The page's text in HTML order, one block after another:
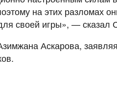
на этих разломах
своей игры», — сказал
Аскарова,